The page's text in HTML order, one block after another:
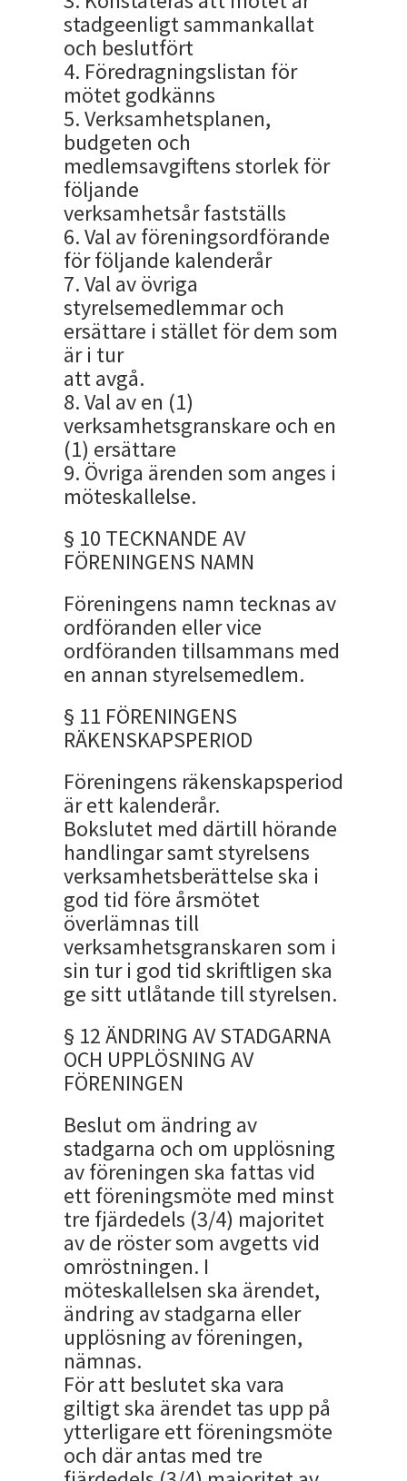
stadgeenligt sammankallat
och beslutfört
4. Föredragningslistan för
mötet godkänns
5. Verksamhetsplanen,
budgeten och
medlemsavgiftens storlek för
följande
verksamhetsår fastställs
6. Val av föreningsordförande
för följande kalenderår
7. Val av övriga
styrelsemedlemmar och
ersättare i stället för dem som
är i tur
att avgå.
8. Val av en (1)
verksamhetsgranskare och en
(1) ersättare
9. Övriga ärenden som anges i
möteskallelse.
§ 10 TECKNANDE AV
FÖRENINGENS NAMN
Föreningens namn tecknas av
ordföranden eller vice
ordföranden tillsammans med
en annan styrelsemedlem.
§ 11 FÖRENINGENS
RÄKENSKAPSPERIOD
Föreningens räkenskapsperiod
är ett kalenderår.
Bokslutet med därtill hörande
handlingar samt styrelsens
verksamhetsberättelse ska i
god tid före årsmötet
överlämnas till
verksamhetsgranskaren som i
sin tur i god tid skriftligen ska
ge sitt utlåtande till styrelsen.
§ 12 ÄNDRING AV STADGARNA
OCH UPPLÖSNING AV
FÖRENINGEN
Beslut om ändring av
stadgarna och om upplösning
av föreningen ska fattas vid
ett föreningsmöte med minst
tre fjärdedels (3/4) majoritet
av de röster som avgetts vid
omröstningen. I
möteskallelsen ska ärendet,
ändring av stadgarna eller
upplösning av föreningen,
nämnas.
För att beslutet ska vara
giltigt ska ärendet tas upp på
ytterligare ett föreningsmöte
och där antas med tre